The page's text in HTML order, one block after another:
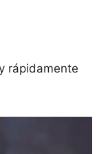
rápidamente